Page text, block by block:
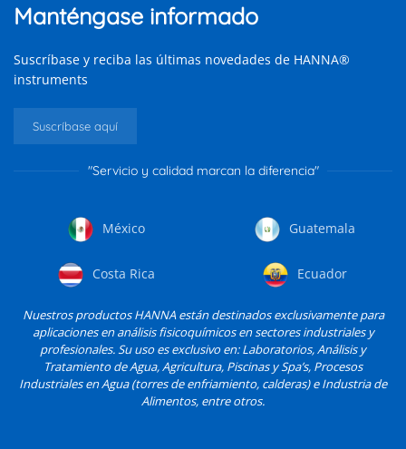
Manténgase informado
Suscríbase y reciba las últimas novedades de HANNA®
instruments
Suscríbase aquí
"Servicio y calidad marcan la diferencia"
México Guatemala
Costa Rica Ecuador
Nuestros productos HANNA están destinados exclusivamente para
aplicaciones en análisis fisicoquímicos en sectores industriales y
profesionales. Su uso es exclusivo en: Laboratorios, Análisis y
Tratamiento de Agua, Agricultura, Piscinas y Spa’s, Procesos
Industriales en Agua (torres de enfriamiento, calderas) e Industria de
Alimentos, entre otros.